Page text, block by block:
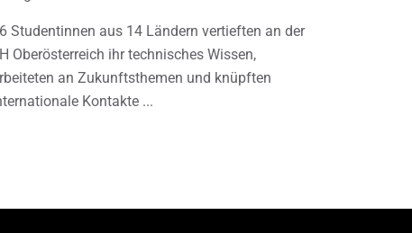
Studentinnen aus 14 Ländern vertieften an der
Oberösterreich ihr technisches Wissen,
an Zukunftsthemen und knüpften
Kontakte